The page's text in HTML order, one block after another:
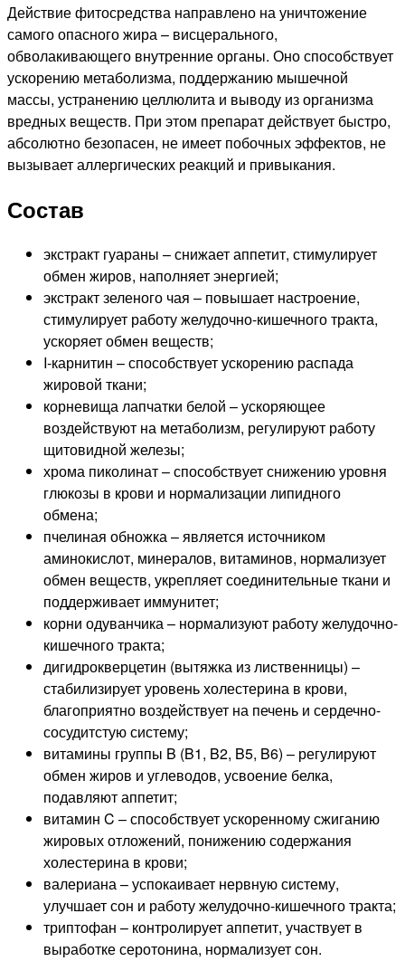
Действие фитосредства направлено на уничтожение
самого опасного жира – висцерального,
обволакивающего внутренние органы. Оно способствует
ускорению метаболизма, поддержанию мышечной
массы, устранению целлюлита и выводу из организма
вредных веществ. При этом препарат действует быстро,
абсолютно безопасен, не имеет побочных эффектов, не
вызывает аллергических реакций и привыкания.
Состав
экстракт гуараны – снижает аппетит, стимулирует
обмен жиров, наполняет энергией;
экстракт зеленого чая – повышает настроение,
стимулирует работу желудочно-кишечного тракта,
ускоряет обмен веществ;
I-карнитин – способствует ускорению распада
жировой ткани;
корневища лапчатки белой – ускоряющее
воздействуют на метаболизм, регулируют работу
щитовидной железы;
хрома пиколинат – способствует снижению уровня
глюкозы в крови и нормализации липидного
обмена;
пчелиная обножка – является источником
аминокислот, минералов, витаминов, нормализует
обмен веществ, укрепляет соединительные ткани и
поддерживает иммунитет;
корни одуванчика – нормализуют работу желудочно-
кишечного тракта;
дигидрокверцетин (вытяжка из лиственницы) –
стабилизирует уровень холестерина в крови,
благоприятно воздействует на печень и сердечно-
сосудитстую систему;
витамины группы B (B1, B2, B5, B6) – регулируют
обмен жиров и углеводов, усвоение белка,
подавляют аппетит;
витамин C – способствует ускоренному сжиганию
жировых отложений, понижению содержания
холестерина в крови;
валериана – успокаивает нервную систему,
улучшает сон и работу желудочно-кишечного тракта;
триптофан – контролирует аппетит, участвует в
выработке серотонина, нормализует сон.